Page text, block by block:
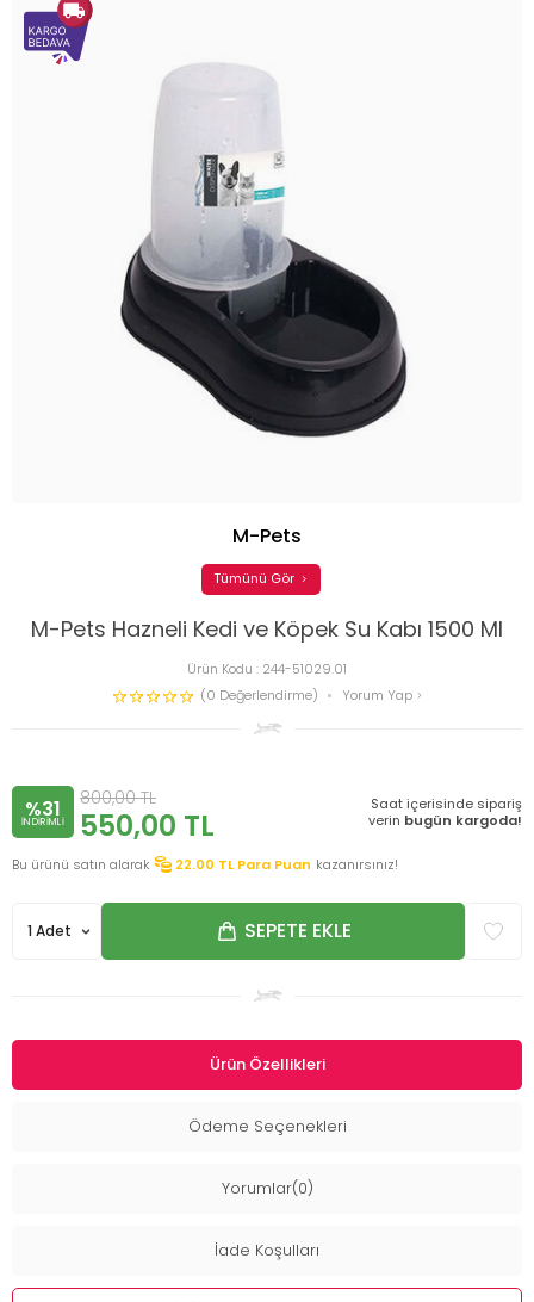
M-Pets Hazneli Kedi ve Köpek Su Kabı 1500 Ml
Ürün Kodu : 244-51029.01
(0 Değerlendirme)
Yorum Yap
M-Pets
Tümünü Gör
%31
INDIRIMLI
800,00TL
550,00 TL
Saat içerisinde sipariş
verin bugün kargoda!
Bu ürünü satın alarak 22.00 TL Para Puan kazanırsınız!
SEPETE EKLE
Ürün Özellikleri
Ödeme Seçenekleri
Yorumlar(0)
İade Koşulları